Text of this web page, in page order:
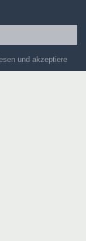
und akzeptiere